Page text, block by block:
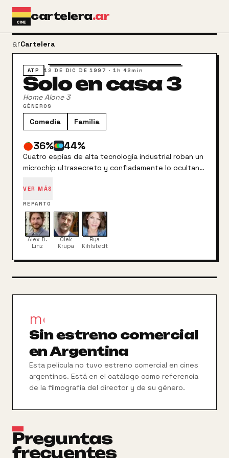
Ir al contenido principal
cartelera.ar
arrow_back
Cartelera
ATP 12 DE DIC DE 1997 ·1h 42min
Solo en casa 3
Home Alone 3
GÉNEROS
Comedia Familia
36% 44%
Cuatro espías de alta tecnología industrial roban un
microchip ultrasecreto y confiadamente lo ocultan
causa de una confusión de equipajes en el
aeropuerto, la anciana señora Hess recoge el
juguete y se lo regala a su vecino de ocho años
Alex. Los espías desearán recuperar el valioso chip
a toda costa, pero Alex está preparado para darles
una cálida bienvenida.
VER MÁS
REPARTO
Alex D.
Linz
Olek
Krupa
Rya
Kihlstedt
movie_filter
Sin estreno comercial
en Argentina
Esta película no tuvo estreno comercial en cines
argentinos. Está en el catálogo como referencia
de la filmografía del director y de su género.
Preguntas
frecuentes